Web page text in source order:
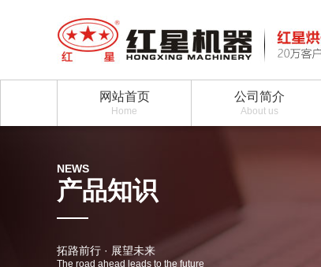
网站首页
Home
公司简介
About us
NEWS
产品知识
拓路前行 · 展望未来
The road ahead leads to the future